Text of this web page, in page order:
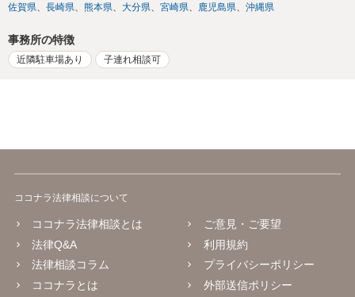
佐賀県
長崎県 熊本県 大分県 宮崎県 鹿児島県 沖縄県
事務所の特徴
近隣駐車場あり 子連れ相談可
ココナラ法律相談について
ココナラ法律相談とは
法律Q&A
法律相談コラム
ココナラとは
ご意見・ご要望
利用規約
プライバシーポリシー
外部送信ポリシー